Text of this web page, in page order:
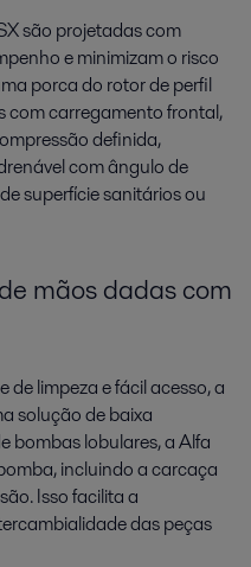
são projetadas com
e minimizam o risco
porca do rotor de perfil
com carregamento frontal,
definida,
com ângulo de
superfície sanitários ou
mãos dadas com
limpeza e fácil acesso, a
solução de baixa
bombas lobulares, a Alfa
incluindo a carcaça
Isso facilita a
das peças